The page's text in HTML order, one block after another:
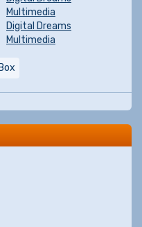
Multimedia
Digital Dreams
Multimedia